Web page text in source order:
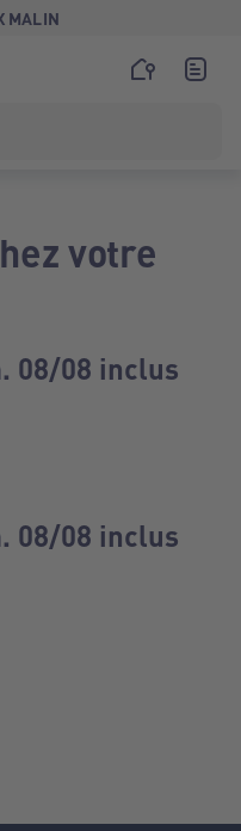
MALIN
votre
08/08 inclus
08/08 inclus